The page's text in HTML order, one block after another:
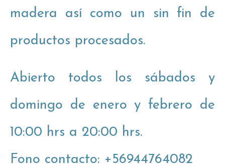
madera así como un sin fin de
productos procesados.
Abierto todos los sábados y
domingo de enero y febrero de
10:00 hrs a 20:00 hrs.
Fono contacto: +56944764082